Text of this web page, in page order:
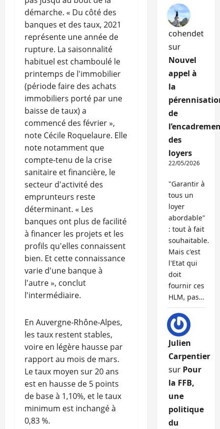
démarche. « Du côté des
banques et des taux, 2021
représente une année de
rupture. La saisonnalité
habituel est chamboulé le
printemps de l'immobilier
(période faire des achats
immobiliers porté par une
baisse de taux) a
commencé des février »,
note Cécile Roquelaure. Elle
note notamment que
compte-tenu de la crise
sanitaire et financière, le
secteur d'activité des
emprunteurs reste
déterminant. « Les
banques ont plus de facilité
à financer les projets et les
profils qu'elles connaissent
bien. Et cette connaissance
varie d'une banque à
l'autre », conclut
l'intermédiaire.
En Auvergne-Rhône-Alpes,
les taux restent stables,
voire en légère hausse par
rapport au mois de mars.
Le taux moyen sur 20 ans
est en hausse de 5 points
de base à 1,10%, et le taux
minimum est inchangé à
0,83 %.
cohendet
sur
Nouvel
appel à
la
de
des
loyers
22/05/2026
"Garantir à
tous un
loyer
abordable"
: tout à fait
souhaitable.
Mais c'est
l'Etat qui
doit
fournir ces
HLM, pas…
Julien
Carpentier
sur Pour
la FFB,
une
politique
du